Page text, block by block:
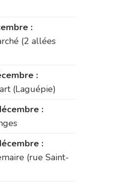
:
(2 allées
:
(Laguépie)
:
:
(rue Saint-